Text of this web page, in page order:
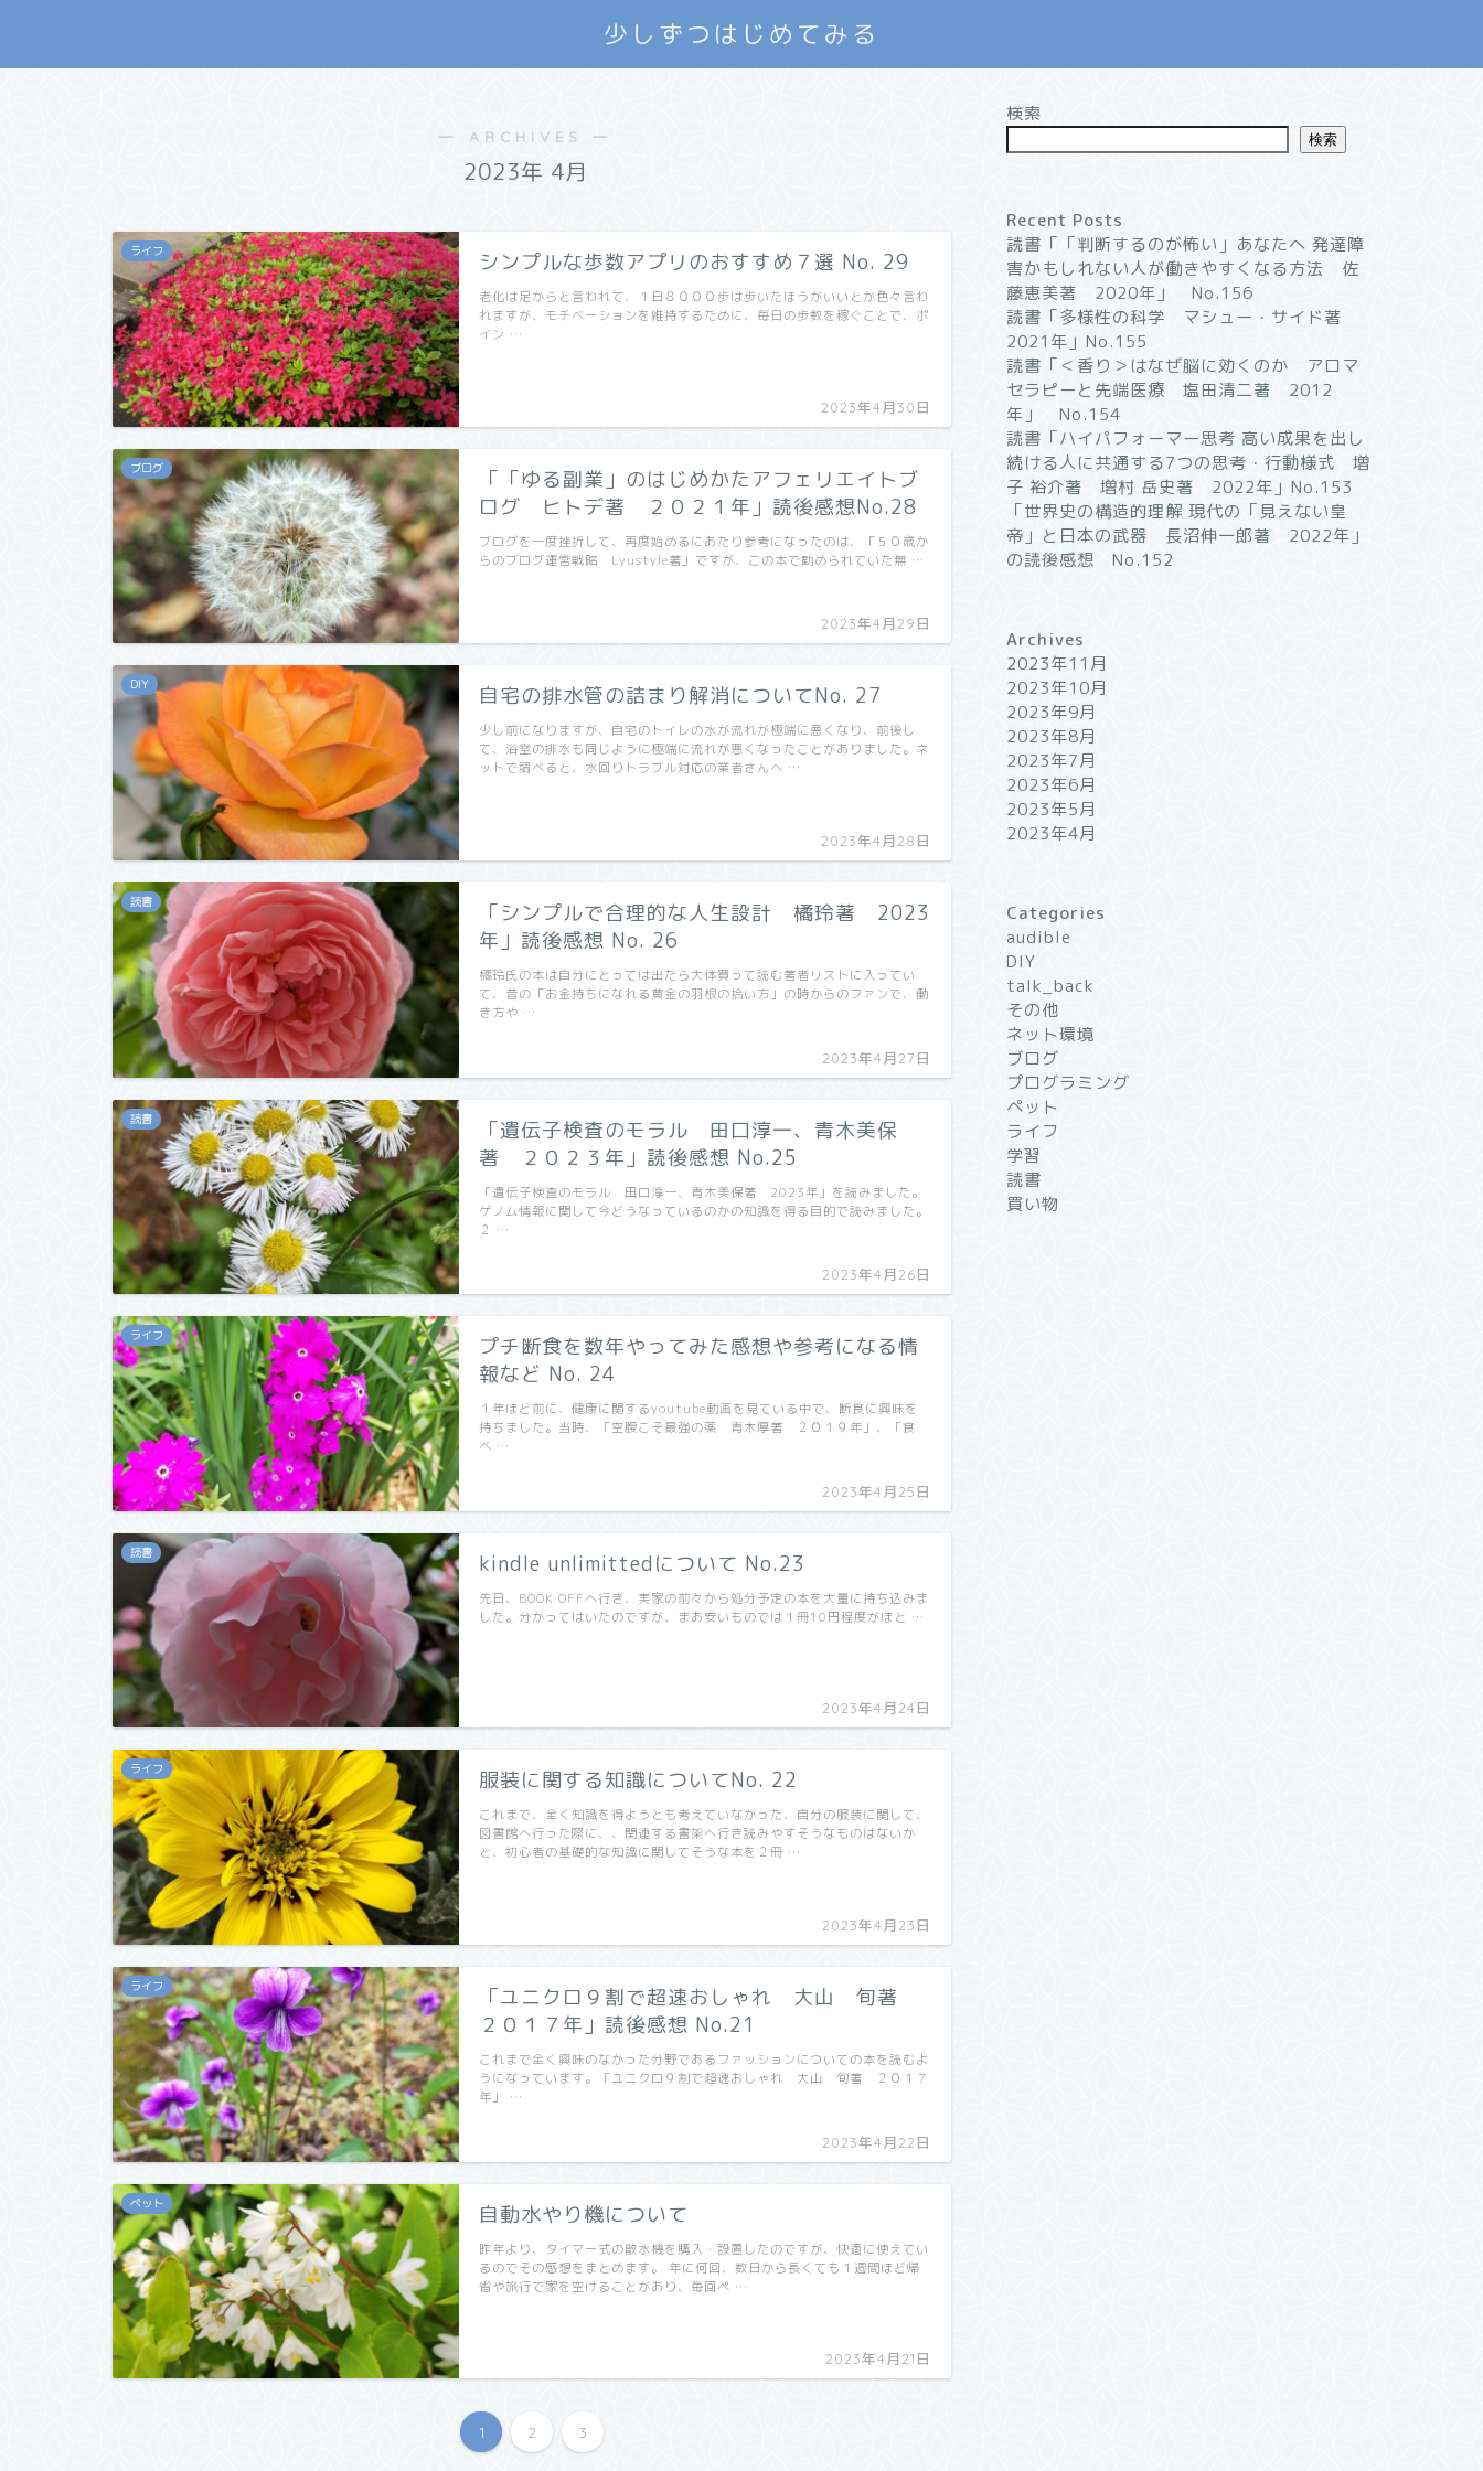
少しずつはじめてみる
― ARCHIVES ―
2023年 4月
ライフ シンプルな歩数アプリのおすすめ７選 No. 29
2023年4月30日
老化は足からと言われて、１日８０００歩は歩いたほうがいいとか色々言わ
れますが、モチベーションを維持するために、毎日の歩数を稼ぐことで、ポ
イン …
ブログ
「「ゆる副業」のはじめかたアフェリエイトブ
ログ ヒトデ著 ２０２１年」読後感想No.28
2023年4月29日
ブログを一度挫折して、再度始めるにあたり参考になったのは、「５０歳か
らのブログ運営戦略 Lyustyle著」ですが、この本で勧められていた無 …
DIY 自宅の排水管の詰まり解消についてNo. 27
2023年4月28日
少し前になりますが、自宅のトイレの水が流れが極端に悪くなり、前後し
て、浴室の排水も同じように極端に流れが悪くなったことがありました。ネ
ットで調べると、水回りトラブル対応の業者さんへ …
読書
「シンプルで合理的な人生設計 橘玲著 2023
年」読後感想 No. 26
2023年4月27日
橘玲氏の本は自分にとっては出たら大体買って読む著者リストに入ってい
て、昔の「お金持ちになれる黄金の羽根の拾い方」の時からのファンで、働
き方や …
読書
「遺伝子検査のモラル 田口淳一、青木美保
著 ２０２３年」読後感想 No.25
2023年4月26日
「遺伝子検査のモラル 田口淳一、青木美保著 2023年」を読みました。
ゲノム情報に関して今どうなっているのかの知識を得る目的で読みました。
２ …
ライフ
プチ断食を数年やってみた感想や参考になる情
報など No. 24
2023年4月25日
１年ほど前に、健康に関するyoutube動画を見ている中で、断食に興味を
持ちました。当時、「空腹こそ最強の薬 青木厚著 ２０１９年」、「食
べ …
読書 kindle unlimittedについて No.23
2023年4月24日
先日、BOOK OFFへ行き、実家の前々から処分予定の本を大量に持ち込みま
した。分かってはいたのですが、まあ安いものでは１冊10円程度がほと …
ライフ 服装に関する知識についてNo. 22
2023年4月23日
これまで、全く知識を得ようとも考えていなかった、自分の服装に関して、
図書館へ行った際に、、関連する書架へ行き読みやすそうなものはないか
と、初心者の基礎的な知識に関してそうな本を２冊 …
ライフ
「ユニクロ９割で超速おしゃれ 大山 旬著
２０１７年」読後感想 No.21
2023年4月22日
これまで全く興味のなかった分野であるファッションについての本を読むよ
うになっています。「ユニクロ９割で超速おしゃれ 大山 旬著 ２０１７
年」 …
ペット 自動水やり機について
2023年4月21日
昨年より、タイマー式の散水機を購入・設置したのですが、快適に使えてい
るのでその感想をまとめます。 年に何回、数日から長くても１週間ほど帰
省や旅行で家を空けることがあり、毎回ペ …
1 2 3
検索
検索
Recent Posts
読書「「判断するのが怖い」あなたへ 発達障
害かもしれない人が働きやすくなる方法 佐
藤恵美著 2020年」 No.156
読書「多様性の科学 マシュー・サイド著
2021年」No.155
読書「＜香り＞はなぜ脳に効くのか アロマ
セラピーと先端医療 塩田清二著 2012
年」 No.154
読書「ハイパフォーマー思考 高い成果を出し
続ける人に共通する7つの思考・行動様式 増
子 裕介著 増村 岳史著 2022年」No.153
「世界史の構造的理解 現代の「見えない皇
帝」と日本の武器 長沼伸一郎著 2022年」
の読後感想 No.152
Archives
2023年11月
2023年10月
2023年9月
2023年8月
2023年7月
2023年6月
2023年5月
2023年4月
Categories
audible
DIY
talk_back
その他
ネット環境
ブログ
プログラミング
ペット
ライフ
学習
読書
買い物